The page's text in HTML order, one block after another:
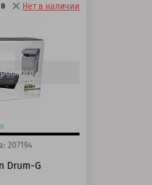
Нет в наличии
207194
Drum-G